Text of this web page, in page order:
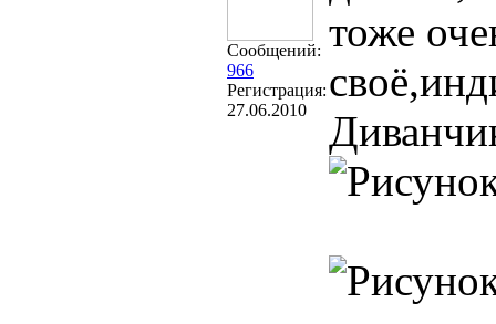
Сообщений:
966
Регистрация:
27.06.2010
тоже